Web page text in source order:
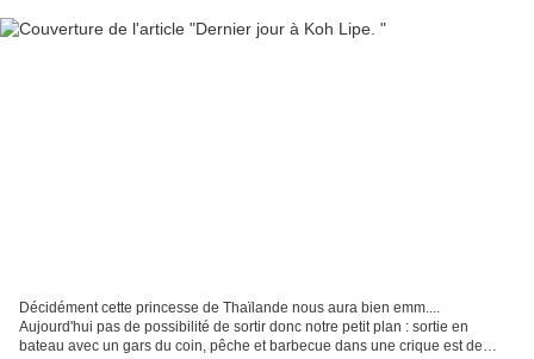
Décidément cette princesse de Thaïlande nous aura bien emm....
Aujourd'hui pas de possibilité de sortir donc notre petit plan : sortie en
bateau avec un gars du coin, pêche et barbecue dans une crique est de